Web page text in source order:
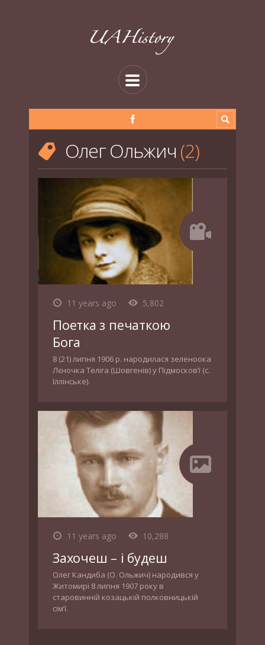
Олег Ольжич 2
11 years ago 5,802
Поетка з печаткою
Бога
8 (21) липня 1906 р. народилася зеленоока
Лєночка Теліга (Шовгенів) у Підмосков’ї (с.
Іллінське).
11 years ago 10,288
Захочеш – і будеш
Олег Кандиба (О. Ольжич) народився у
Житомирі 8 липня 1907 року в
старовинній козацькій полковницькій
сім’ї.